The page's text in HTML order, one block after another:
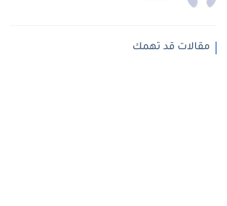
مقالات قد تهمك